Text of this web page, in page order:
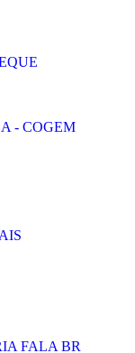
- COGEM
FALA BR